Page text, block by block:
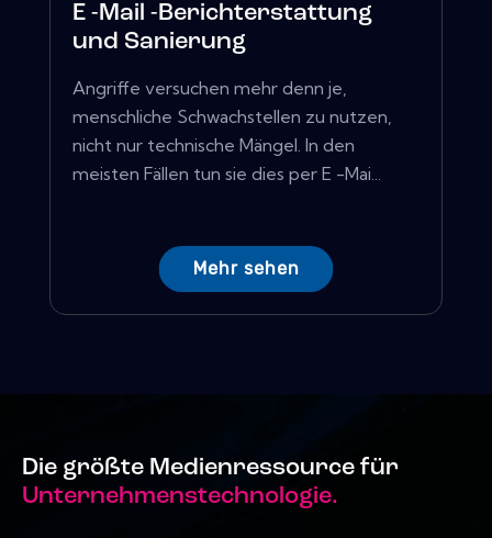
E -Mail -Berichterstattung
und Sanierung
Angriffe versuchen mehr denn je,
menschliche Schwachstellen zu nutzen,
nicht nur technische Mängel. In den
meisten Fällen tun sie dies per E -Mai...
Mehr sehen
Die größte Medienressource für
Unternehmenstechnologie.